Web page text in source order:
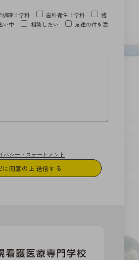
訓練士学科 歯科衛生士学科
臨
い中 相談したい
友達の付き添
バシー・ステートメント